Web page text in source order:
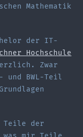
Mathematik
der IT-
Hochschule
Zwar
BWL-Teil
Teile der